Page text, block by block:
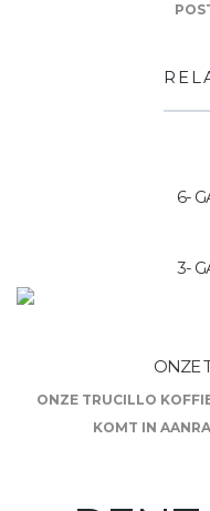
6-
3-
ONZE
ONZE TRUCILLO
KOMT IN